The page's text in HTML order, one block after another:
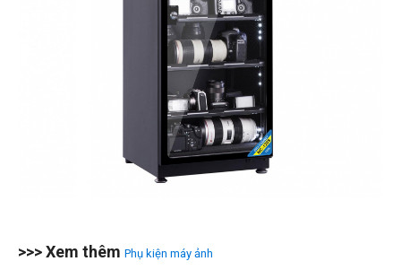
>>> Xem thêm Phụ kiện máy ảnh